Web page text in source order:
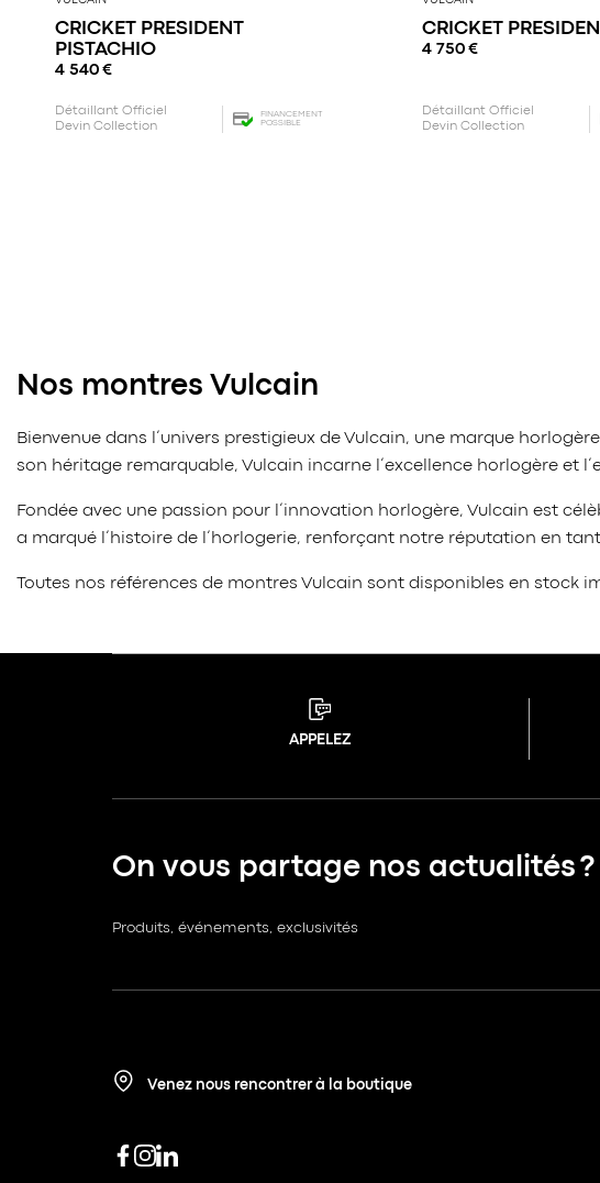
CRICKET PRESIDENT
PISTACHIO
4 540€
Détaillant Officiel
Devin Collection
FINANCEMENT
POSSIBLE
CRICKET
4 750€
Détaillant Officiel
Devin Collection
Nos montres Vulcain
Bienvenue dans l’univers prestigieux de Vulcain, une marque
son héritage remarquable, Vulcain incarne l’excellence horlogère et
Fondée avec une passion pour l’innovation horlogère, Vulcain est
a marqué l’histoire de l’horlogerie, renforçant notre réputation en
Toutes nos références de montres Vulcain sont disponibles en stock
APPELEZ
On vous partage nos actualités ?
Produits, événements, exclusivités
Venez nous rencontrer à la boutique